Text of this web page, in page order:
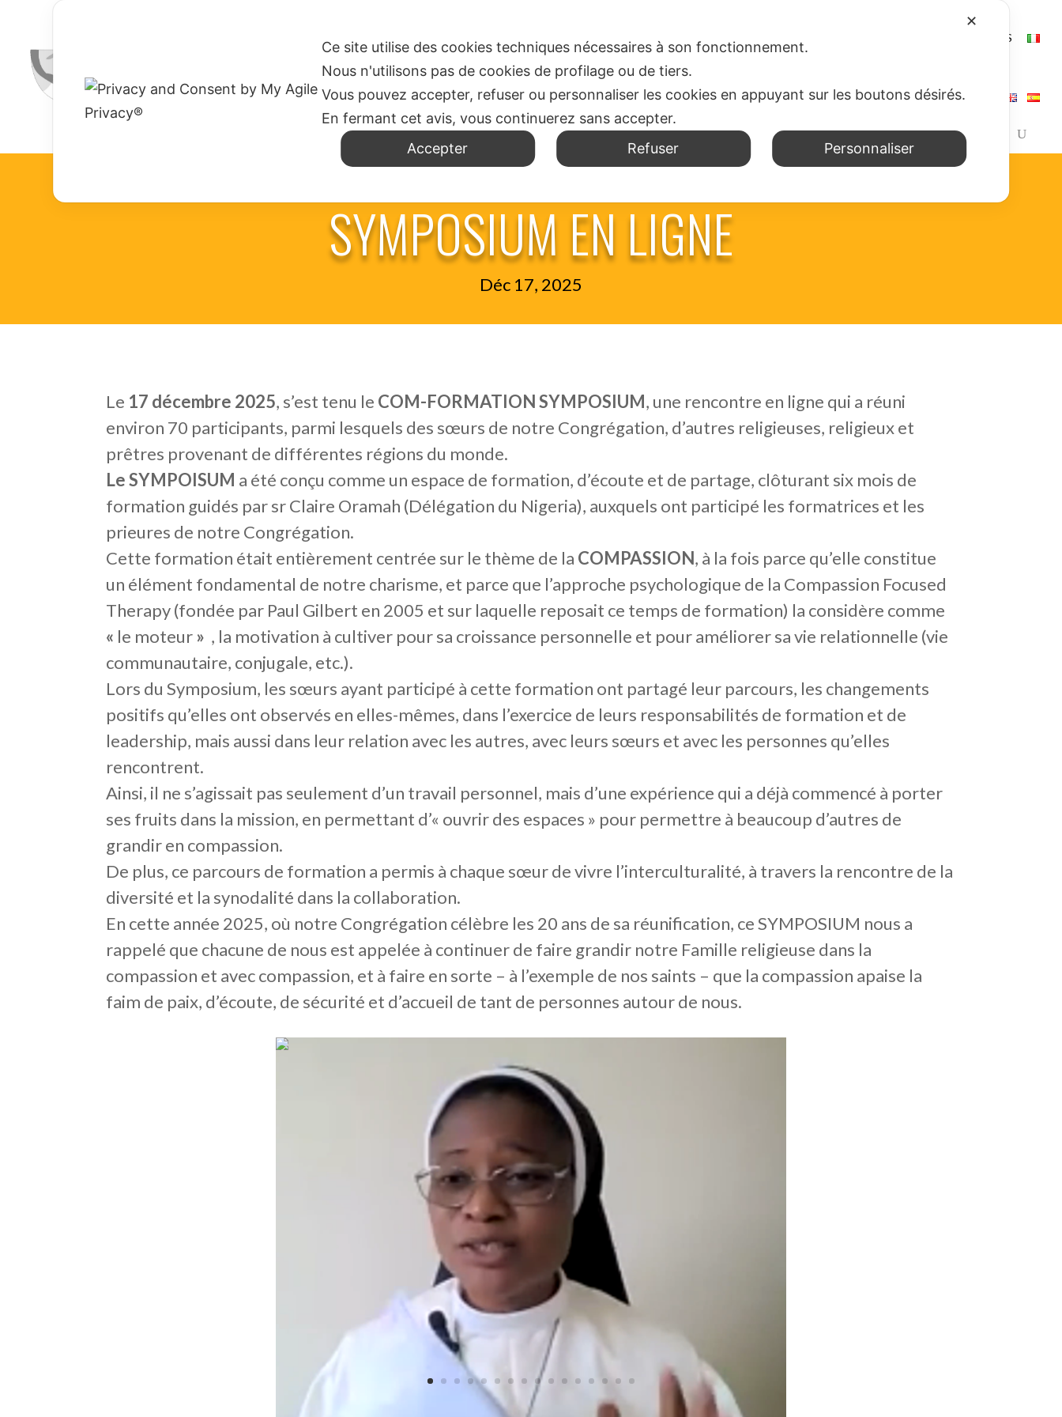
LIENS
SYMPOSIUM EN LIGNE
Déc 17, 2025
Le 17 décembre 2025, s’est tenu le COM-FORMATION SYMPOSIUM, une rencontre en ligne qui a réuni
environ 70 participants, parmi lesquels des sœurs de notre Congrégation, d’autres religieuses, religieux et
prêtres provenant de différentes régions du monde.
Le SYMPOISUM a été conçu comme un espace de formation, d’écoute et de partage, clôturant six mois de
formation guidés par sr Claire Oramah (Délégation du Nigeria), auxquels ont participé les formatrices et les
prieures de notre Congrégation.
Cette formation était entièrement centrée sur le thème de la COMPASSION, à la fois parce qu’elle constitue
un élément fondamental de notre charisme, et parce que l’approche psychologique de la Compassion Focused
Therapy (fondée par Paul Gilbert en 2005 et sur laquelle reposait ce temps de formation) la considère comme
« le moteur » , la motivation à cultiver pour sa croissance personnelle et pour améliorer sa vie relationnelle (vie
communautaire, conjugale, etc.).
Lors du Symposium, les sœurs ayant participé à cette formation ont partagé leur parcours, les changements
positifs qu’elles ont observés en elles-mêmes, dans l’exercice de leurs responsabilités de formation et de
leadership, mais aussi dans leur relation avec les autres, avec leurs sœurs et avec les personnes qu’elles
rencontrent.
Ainsi, il ne s’agissait pas seulement d’un travail personnel, mais d’une expérience qui a déjà commencé à porter
ses fruits dans la mission, en permettant d’« ouvrir des espaces » pour permettre à beaucoup d’autres de
grandir en compassion.
De plus, ce parcours de formation a permis à chaque sœur de vivre l’interculturalité, à travers la rencontre de la
diversité et la synodalité dans la collaboration.
En cette année 2025, où notre Congrégation célèbre les 20 ans de sa réunification, ce SYMPOSIUM nous a
rappelé que chacune de nous est appelée à continuer de faire grandir notre Famille religieuse dans la
compassion et avec compassion, et à faire en sorte – à l’exemple de nos saints – que la compassion apaise la
faim de paix, d’écoute, de sécurité et d’accueil de tant de personnes autour de nous.
✕
Ce site utilise des cookies techniques nécessaires à son fonctionnement.
Nous n'utilisons pas de cookies de profilage ou de tiers.
Vous pouvez accepter, refuser ou personnaliser les cookies en appuyant sur les boutons désirés.
En fermant cet avis, vous continuerez sans accepter.
Accepter
Refuser Personnaliser